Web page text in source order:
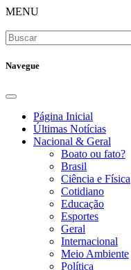
MENU
Navegue
Página Inicial
Últimas Notícias
Nacional & Geral
Boato ou fato?
Brasil
Ciência e Física
Cotidiano
Educação
Esportes
Geral
Internacional
Meio Ambiente
Política